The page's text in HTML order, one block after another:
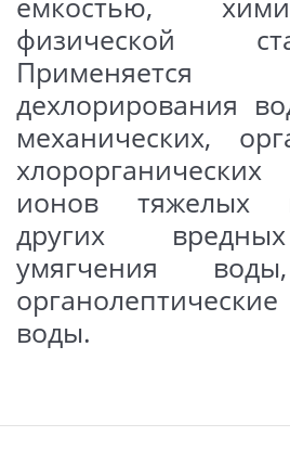
физической
дехлорирования
механических,
ионов тяжелых
других
умягчения
воды.